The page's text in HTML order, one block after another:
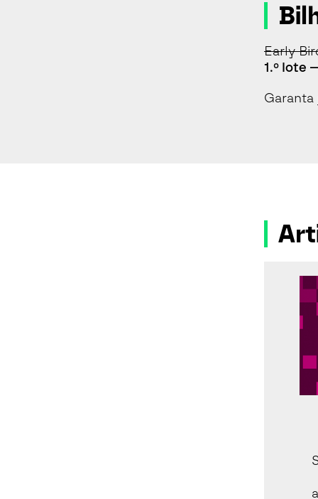
Early
1.º lote